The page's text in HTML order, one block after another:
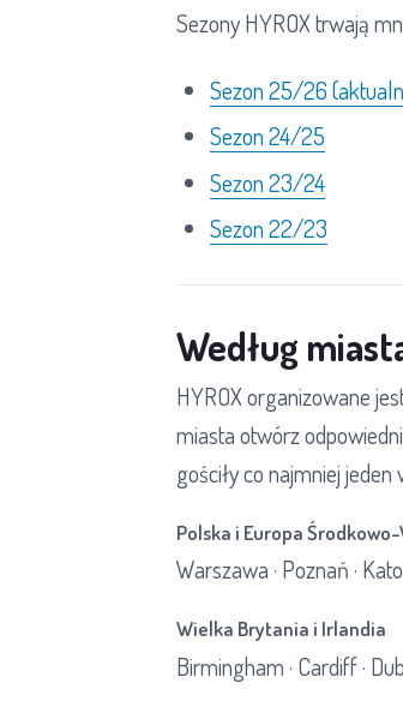
Sezony HYROX trwają
Sezon 25/26
Sezon 24/25
Sezon 23/24
Sezon 22/23
Według
HYROX organizowane
miasta otwórz
gościły co najmniej
Polska i Europa
Warszawa · Poznań ·
Wielka Brytania i Irlandia
Birmingham · Cardiff ·